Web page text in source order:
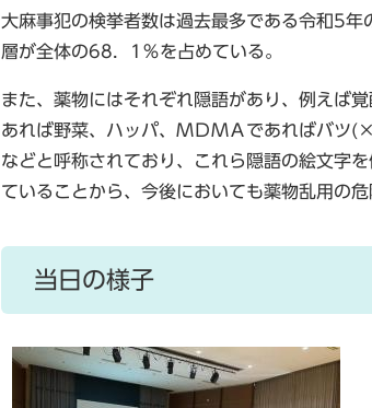
大麻事犯の検挙者数は過去最多である令和5
層が全体の68．1％を占めている。
また、薬物にはそれぞれ隠語があり、例えば
あれば野菜、ハッパ、ＭＤＭＡであればバツ
などと呼称されており、これら隠語の絵文字
ていることから、今後においても薬物乱用の
当日の様子